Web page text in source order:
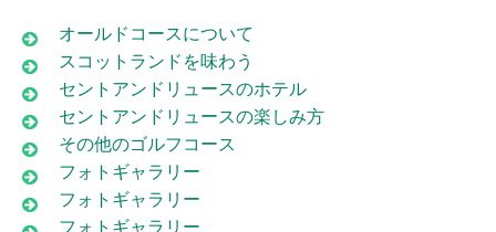
オールドコースについて
スコットランドを味わう
セントアンドリュースのホテル
セントアンドリュースの楽しみ方
その他のゴルフコース
フォトギャラリー
フォトギャラリー
フォトギャラリー